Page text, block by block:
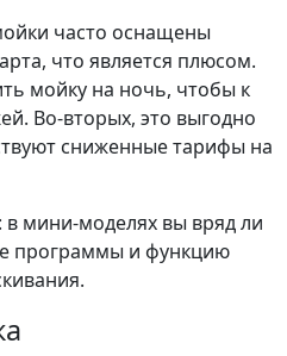
часто оснащены
что является плюсом.
мойку на ночь, чтобы к
Во-вторых, это выгодно
сниженные тарифы на
в мини-моделях вы вряд ли
программы и функцию